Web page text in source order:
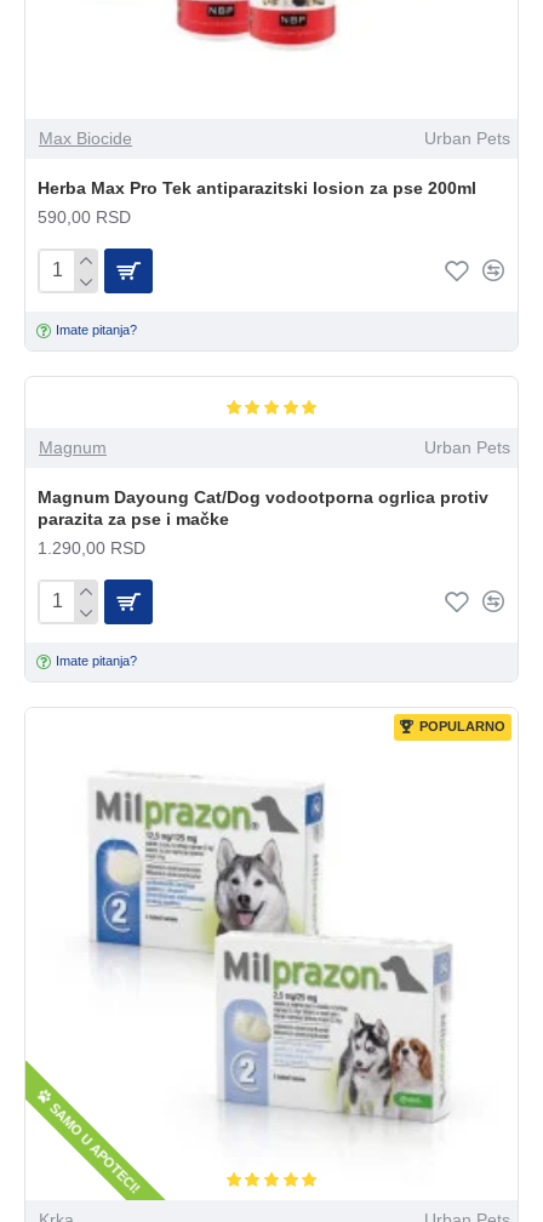
Max Biocide Urban Pets
Herba Max Pro Tek antiparazitski losion za pse 200ml
590,00 RSD
Imate pitanja?
Magnum Urban Pets
Magnum Dayoung Cat/Dog vodootporna ogrlica protiv
parazita za pse i mačke
1.290,00 RSD
Imate pitanja?
POPULARNO
SAMO U APOTECI!